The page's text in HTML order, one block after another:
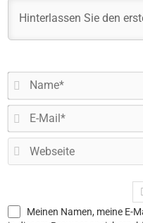
Meinen Namen, meine E-